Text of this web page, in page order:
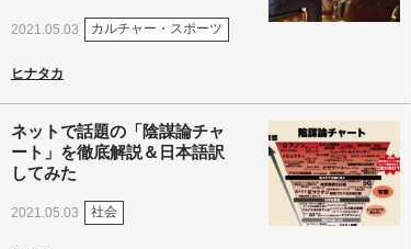
2021.05.03 カルチャー・スポーツ
ヒナタカ
ネットで話題の「陰謀論チャ
ート」を徹底解説＆日本語訳
してみた
2021.05.03 社会